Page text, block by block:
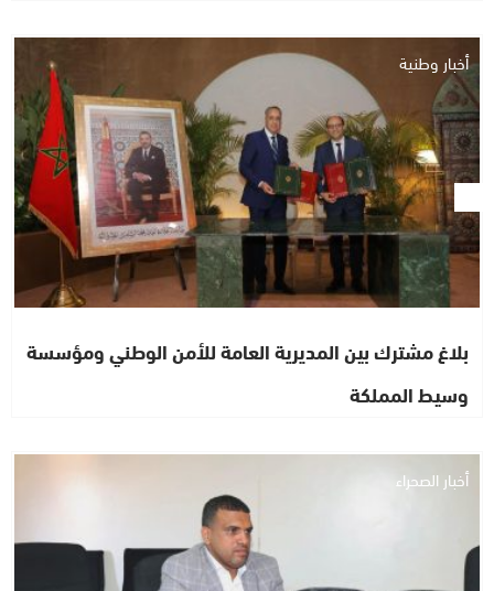
أخبار وطنية
بلاغ مشترك بين المديرية العامة للأمن الوطني ومؤسسة
وسيط المملكة
أخبار الصحراء